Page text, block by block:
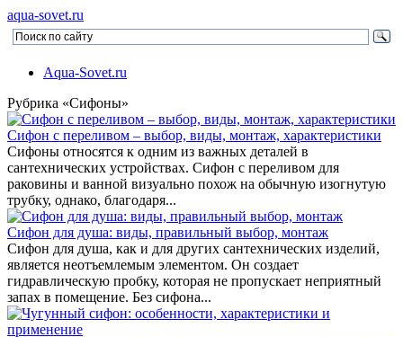
aqua-sovet.ru
Aqua-Sovet.ru
Рубрика «Сифоны»
Сифон с переливом – выбор, виды, монтаж, характеристики
Сифоны относятся к одним из важных деталей в
сантехнических устройствах. Сифон с переливом для
раковины и ванной визуально похож на обычную изогнутую
трубку, однако, благодаря...
Сифон для душа: виды, правильный выбор, монтаж
Сифон для душа, как и для других сантехнических изделий,
является неотъемлемым элементом. Он создает
гидравлическую пробку, которая не пропускает неприятный
запах в помещение. Без сифона...